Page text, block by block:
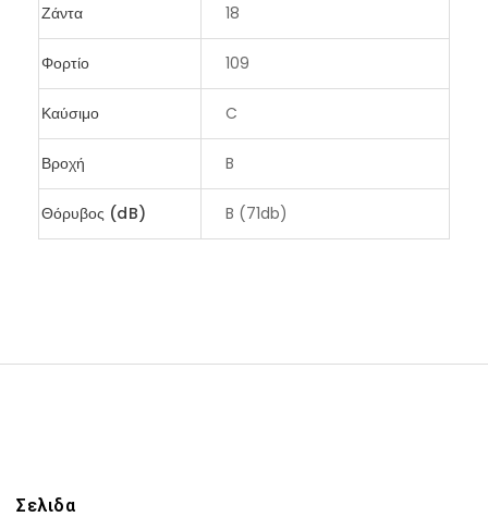
Ζάντα 18
Φορτίο 109
Καύσιμο C
Βροχή B
Θόρυβος (dB) B (71db)
Σελιδα